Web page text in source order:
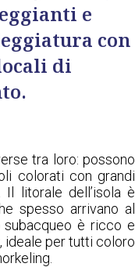
e
con
di
tra loro: possono
colorati con grandi
litorale dell’isola è
spesso arrivano al
subacqueo è ricco e
ideale per tutti coloro